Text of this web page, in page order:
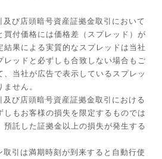
び店頭暗号資産証拠金取引において
買付価格には価格差（スプレッド）が
結果による実質的なスプレッドは当社
レッドと必ずしも合致しない場合もご
当社が広告で表示しているスプレッ
せん。
び店頭暗号資産証拠金取引における
しもお客様の損失を限定するものでは
預託した証拠金以上の損失が発生する
引は満期時刻が到来すると自動行使